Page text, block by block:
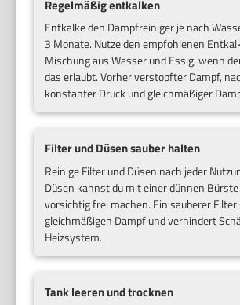
Regelmäßig entkalken
Entkalke den Dampfreiniger je nach
3 Monate. Nutze den empfohlenen
Mischung aus Wasser und Essig, wenn
das erlaubt. Vorher verstopfter Dampf,
konstanter Druck und gleichmäßiger
Filter und Düsen sauber halten
Reinige Filter und Düsen nach jeder
Düsen kannst du mit einer dünnen Bürste
vorsichtig frei machen. Ein sauberer
gleichmäßigen Dampf und verhindert
Heizsystem.
Tank leeren und trocknen